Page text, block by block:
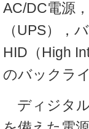
AC/DC電源
（UPS），
HID（High
のバックラ
ディジタル